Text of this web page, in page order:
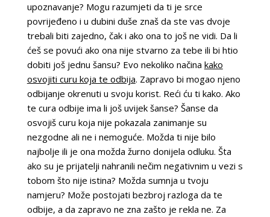
upoznavanje? Mogu razumjeti da ti je srce
povrijeđeno i u dubini duše znaš da ste vas dvoje
trebali biti zajedno, čak i ako ona to još ne vidi. Da li
ćeš se povući ako ona nije stvarno za tebe ili bi htio
dobiti još jednu šansu? Evo nekoliko načina kako
osvojiti curu koja te odbija. Zapravo bi mogao njeno
odbijanje okrenuti u svoju korist. Reći ću ti kako. Ako
te cura odbije ima li još uvijek šanse? Šanse da
osvojiš curu koja nije pokazala zanimanje su
nezgodne ali ne i nemoguće. Možda ti nije bilo
najbolje ili je ona možda žurno donijela odluku. Šta
ako su je prijatelji nahranili nečim negativnim u vezi s
tobom što nije istina? Možda sumnja u tvoju
namjeru? Može postojati bezbroj razloga da te
odbije, a da zapravo ne zna zašto je rekla ne. Za